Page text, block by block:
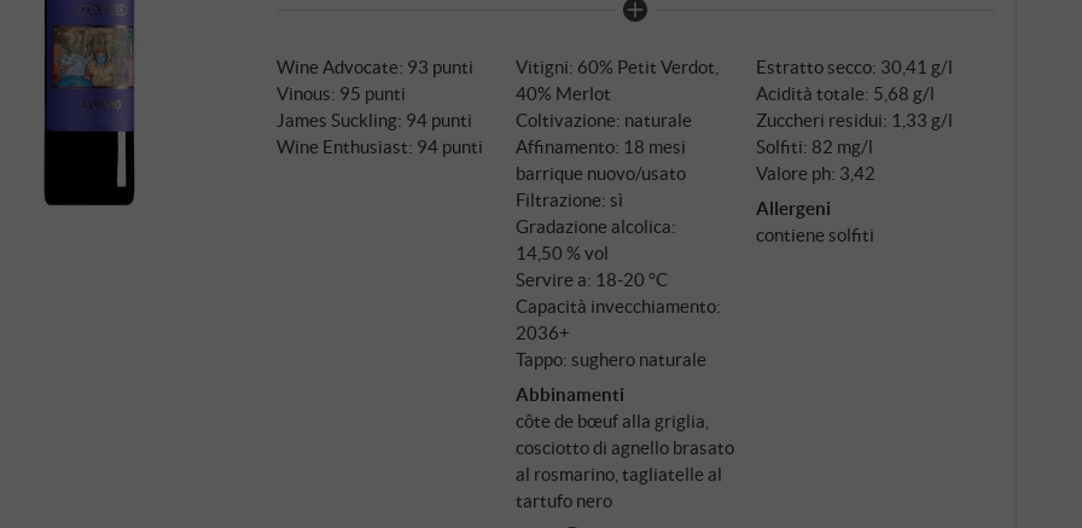
maturo", come afferma la stessa Cantina. Un duetto di esuberanza e maturità. Il
che non ha bisogno di presentazioni: argille ricche di ferro, profondità minerale,
brezza marina proveniente dal Canale di Piombino. Il Merlot proviene dai vecchi
appezzamenti che da decenni determinano la fama della casa. Vendemmia
manuale, fermentazione in vasche di legno, poi 18 mesi in barrique di rovere
francese e americano – il legno come dialogo, non come monologo.
Wine Advocate: 93 punti
Vinous: 95 punti
James Suckling: 94 punti
Wine Enthusiast: 94 punti
Vitigni: 60% Petit Verdot,
40% Merlot
Coltivazione: naturale
Affinamento: 18 mesi
barrique nuovo/usato
Filtrazione: sì
Gradazione alcolica:
14,50 % vol
Servire a: 18‑20 °C
Capacità invecchiamento:
2036+
Tappo: sughero naturale
Abbinamenti
côte de bœuf alla griglia,
cosciotto di agnello brasato
al rosmarino, tagliatelle al
tartufo nero
Estratto secco: 30,41 g/l
Acidità totale: 5,68 g/l
Zuccheri residui: 1,33 g/l
Solfiti: 82 mg/l
Valore ph: 3,42
Allergeni
contiene solfiti